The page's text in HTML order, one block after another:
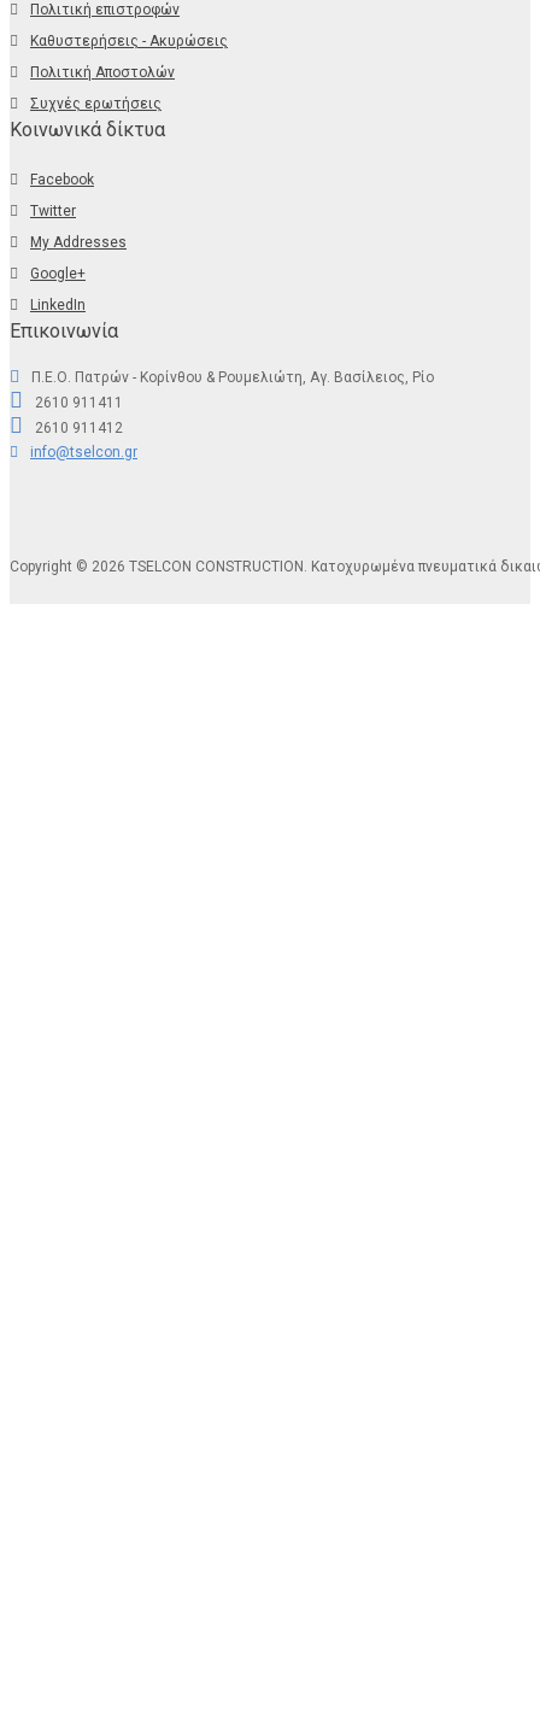
Πολιτική επιστροφών
Καθυστερήσεις - Ακυρώσεις
Πολιτική Αποστολών
Συχνές ερωτήσεις
Κοινωνικά δίκτυα
Facebook
Twitter
My Addresses
Google+
LinkedIn
Επικοινωνία
Π.Ε.Ο. Πατρών - Κορίνθου & Ρουμελιώτη, Αγ. Βασίλειος, Ρίο
2610 911411
2610 911412
info@tselcon.gr
Copyright © 2026 TSELCON CONSTRUCTION. Κατοχυρωμένα πνευματικά